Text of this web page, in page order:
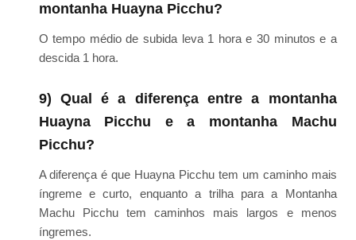
montanha Huayna Picchu?
O tempo médio de subida leva 1 hora e 30 minutos e a
descida 1 hora.
9) Qual é a diferença entre a montanha
Huayna Picchu e a montanha Machu
Picchu?
A diferença é que Huayna Picchu tem um caminho mais
íngreme e curto, enquanto a trilha para a Montanha
Machu Picchu tem caminhos mais largos e menos
íngremes.